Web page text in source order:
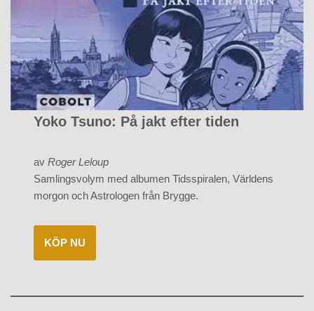
Yoko Tsuno: På jakt efter tiden
avRoger Leloup
Samlingsvolym med albumen Tidsspiralen, Världens
morgon och Astrologen från Brygge.
KÖP NU